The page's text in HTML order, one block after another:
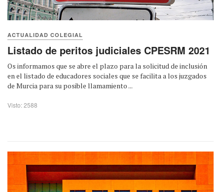
ACTUALIDAD COLEGIAL
Listado de peritos judiciales CPESRM 2021
Os informamos que se abre el plazo para la solicitud de inclusión
en el listado de educadores sociales que se facilita a los juzgados
de Murcia para su posible llamamiento ...
Visto: 2588